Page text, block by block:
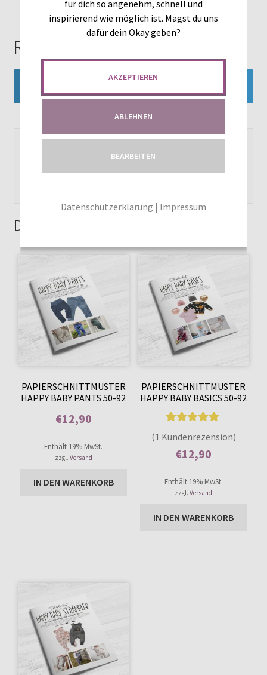
Rezensionen
angemeldetsein, um eine Rezension
Das könnte dir auch gefallen …
PAPIERSCHNITTMUSTER
HAPPY BABY PANTS 50-92
€12,90
Enthält 19% MwSt.
zzgl. Versand
IN DEN WARENKORB
PAPIERSCHNITTMUSTER
HAPPY BABY BASICS 50-92
basierend auf
tung
(1 Kundenrezension)
€12,90
Enthält 19% MwSt.
zzgl.Versand
IN DEN WARENKORB
für dich so angenehm, schnell und
inspirierend wie möglich ist. Magst du uns
dafür dein Okay geben?
AKZEPTIEREN
ABLEHNEN
BEARBEITEN
Datenschutzerklärung | Impressum